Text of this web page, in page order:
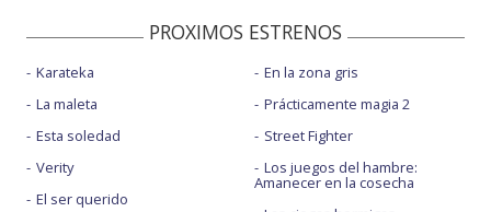
PROXIMOS ESTRENOS
Karateka
La maleta
Esta soledad
Verity
El ser querido
En la zona gris
Prácticamente magia 2
Street Fighter
Los juegos del hambre:
Amanecer en la cosecha